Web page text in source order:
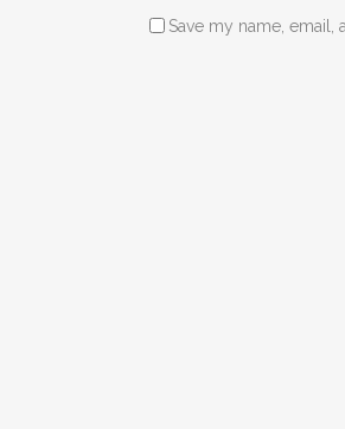
Save my name,